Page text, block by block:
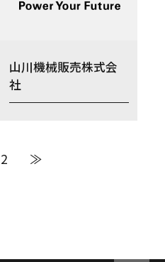
山川機械販売株式会
社
2 ≫